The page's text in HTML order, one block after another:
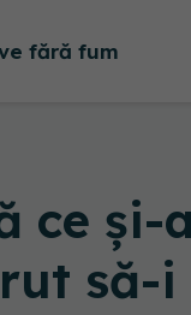
fără fum
ce și-
să-i